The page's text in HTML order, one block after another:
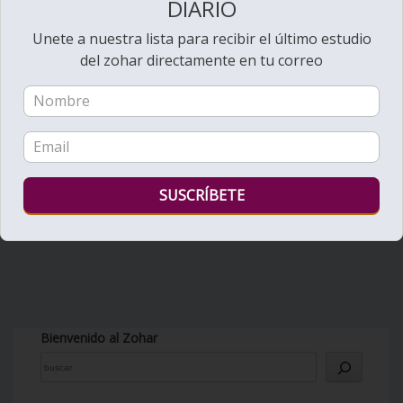
Bienvenido al Zohar
DIARIO
Unete a nuestra lista para recibir el último estudio
del zohar directamente en tu correo